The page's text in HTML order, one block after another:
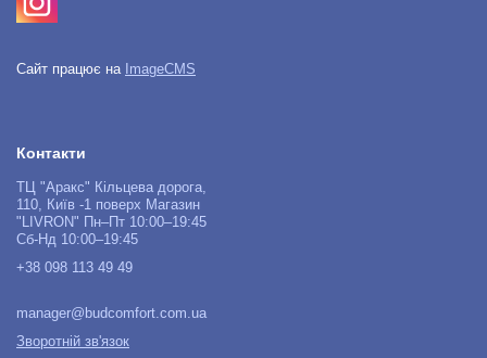
Сайт працює на ImageCMS
Контакти
ТЦ "Аракс" Кільцева дорога,
110, Київ -1 поверх Магазин
"LIVRON" Пн–Пт 10:00–19:45
Сб-Нд 10:00–19:45
+38 098 113 49 49
manager@budcomfort.com.ua
Зворотній зв'язок